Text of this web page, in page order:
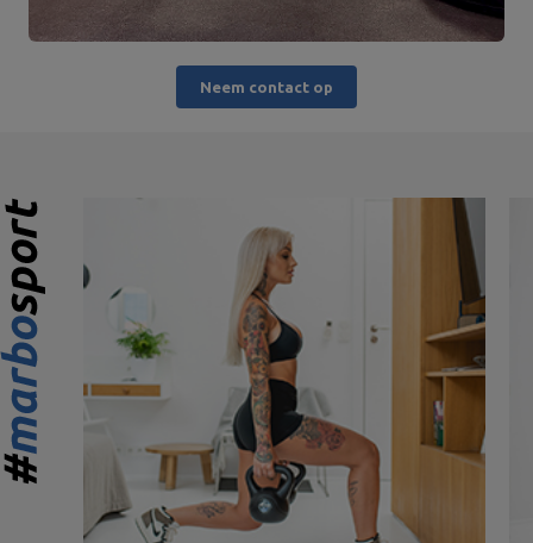
Neem contact op